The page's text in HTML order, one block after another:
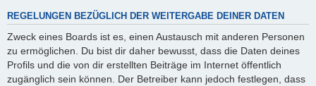
REGELUNGEN BEZÜGLICH DER WEITERGABE DEINER DATEN
Zweck eines Boards ist es, einen Austausch mit anderen Personen
zu ermöglichen. Du bist dir daher bewusst, dass die Daten deines
Profils und die von dir erstellten Beiträge im Internet öffentlich
zugänglich sein können. Der Betreiber kann jedoch festlegen, dass